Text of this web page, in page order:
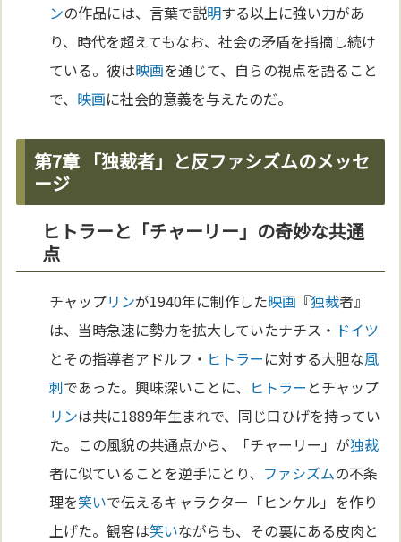
ンの作品には、言葉で説明する以上に強い力があ
り、時代を超えてもなお、社会の矛盾を指摘し続け
ている。彼は映画を通じて、自らの視点を語ること
で、 映画に社会的意義を与えたのだ。
第7章 「独裁者」と反ファシズムのメッセ
ージ
ヒトラーと「チャーリー」の奇妙な共通
点
チャップリンが1940年に制作した映画 『独裁者』
は、当時急速に勢力を拡大していたナチス・ ドイツ
とその指導者アドルフ・ ヒトラーに対する大胆な風
刺であった。興味深いことに、 ヒトラー とチャップ
リンは共に1889年生まれで、同じ口ひげを持ってい
た。この風貌の共通点から、「チャーリー」が独裁
者に似ていることを逆手にとり、 ファシズムの不条
理を笑いで伝えるキャラクター「ヒンケル」を作り
上げた。観客は笑いながらも、その裏にある皮肉と